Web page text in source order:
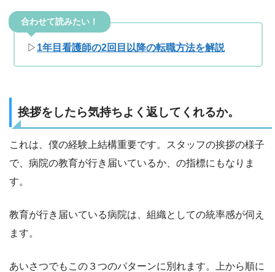
合わせて読みたい！
▷ 1年目看護師の2回目以降の転職方法を解説
挨拶をしたら気持ちよく返してくれるか。
これは、僕の経験上結構重要です。スタッフの挨拶の様子
で、病院の教育が行き届いているか、の指標にもなりま
す。
教育が行き届いている病院は、組織としての統率感が伺え
ます。
あいさつでもこの３つのパターンに別れます。上から順に